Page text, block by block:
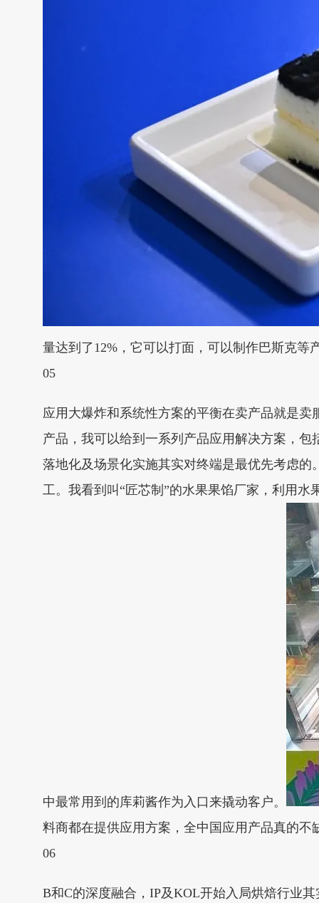
量达到了12%，它可以打面，可以制作巴斯克等
05
应用大爆炸和系统性方案的平衡在卖产品就是
产品，我可以给到一系列产品应用解决方案，
落地化及场景化实施其实对终端是最优先考虑
工。我看到叫“匠芯制”的水果果馅厂家，利用水
中最常用到的库莉酱作为入口来撬动客户。
料商都在提供应用方案，全中国应用产品真的不
06
B和C的深度融合，IP及KOL开始入局烘焙行业